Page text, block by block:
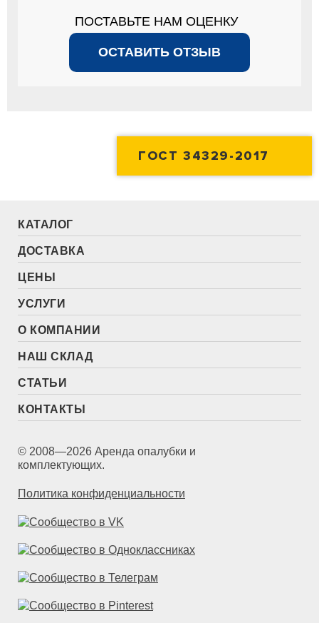
ПОСТАВЬТЕ НАМ ОЦЕНКУ
ОСТАВИТЬ ОТЗЫВ
ГОСТ 34329-2017
КАТАЛОГ
ДОСТАВКА
ЦЕНЫ
УСЛУГИ
О КОМПАНИИ
НАШ СКЛАД
СТАТЬИ
КОНТАКТЫ
© 2008—2026 Аренда опалубки и
комплектующих.
Политика конфиденциальности